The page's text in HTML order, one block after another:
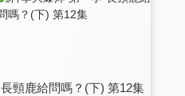
長頸鹿給問嗎？(下) 第12集